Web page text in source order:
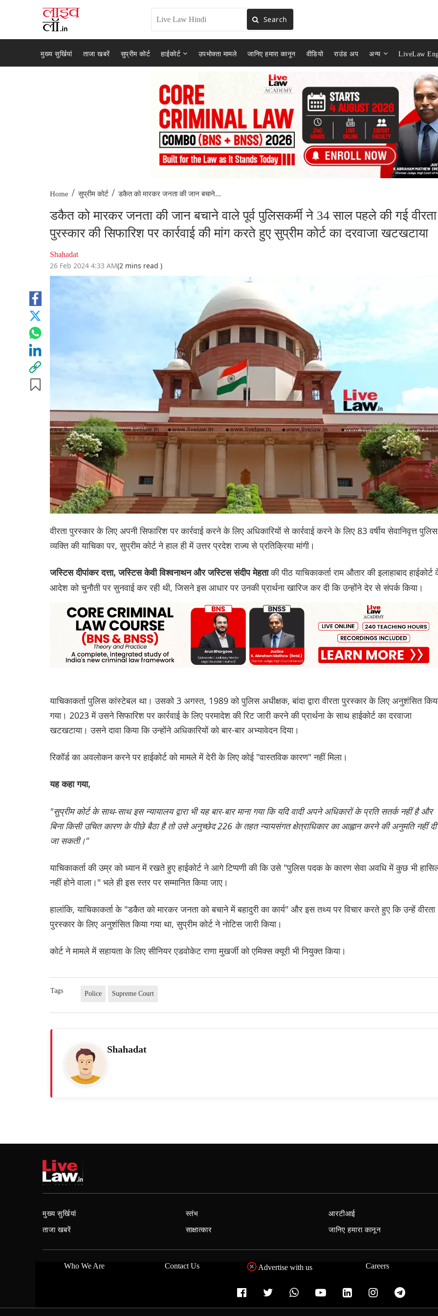
Search
मुख्य सुर्खियां ताजा खबरें सुप्रीम कोर्ट हाईकोर्ट उपभोक्ता मामले जानिए हमारा कानून वीडियो राउंड अप अन्य LiveLaw
Home / सुप्रीम कोर्ट / डकैत को मारकर जनता की जान बचाने...
डकैत को मारकर जनता की जान बचाने वाले पूर्व पुलिसकर्मी ने 34 साल पहले की गई वीरता
पुरस्कार की सिफारिश पर कार्रवाई की मांग करते हुए सुप्रीम कोर्ट का दरवाजा खटखटाया
Shahadat
26 Feb 2024 4:33 AM(2 mins read )
वीरता पुरस्कार के लिए अपनी सिफारिश पर कार्रवाई करने के लिए अधिकारियों से कार्रवाई करने के लिए 83 वर्षीय सेवानिवृत्त पुलिस
व्यक्ति की याचिका पर, सुप्रीम कोर्ट ने हाल ही में उत्तर प्रदेश राज्य से प्रतिक्रिया मांगी।
जस्टिस दीपांकर दत्ता, जस्टिस केवी विश्वनाथन और जस्टिस संदीप मेहताकी पीठ याचिकाकर्ता राम औतार की इलाहाबाद हाईकोर्ट
आदेश को चुनौती पर सुनवाई कर रही थी, जिसने इस आधार पर उनकी प्रार्थना खारिज कर दी कि उन्होंने देर से संपर्क किया।
याचिकाकर्ता पुलिस कांस्टेबल था। उसको 3 अगस्त, 1989 को पुलिस अधीक्षक, बांदा द्वारा वीरता पुरस्कार के लिए अनुशंसित
गया। 2023 में उसने सिफारिश पर कार्रवाई के लिए परमादेश की रिट जारी करने की प्रार्थना के साथ हाईकोर्ट का दरवाजा
खटखटाया। उसने दावा किया कि उन्होंने अधिकारियों को बार-बार अभ्यावेदन दिया।
रिकॉर्ड का अवलोकन करने पर हाईकोर्ट को मामले में देरी के लिए कोई "वास्तविक कारण" नहीं मिला।
यह कहा गया,
"सुप्रीम कोर्ट के साथ-साथ इस न्यायालय द्वारा भी यह बार-बार माना गया कि यदि वादी अपने अधिकारों के प्रति सतर्क नहीं है और
बिना किसी उचित कारण के पीछे बैठा है तो उसे अनुच्छेद 226 के तहत न्यायसंगत क्षेत्राधिकार का आह्वान करने की अनुमति नहीं दी
जा सकती।“
याचिकाकर्ता की उम्र को ध्यान में रखते हुए हाईकोर्ट ने आगे टिप्पणी की कि उसे "पुलिस पदक के कारण सेवा अवधि में कुछ भी
नहीं होने वाला।" भले ही इस स्तर पर सम्मानित किया जाए।
हालांकि, याचिकाकर्ता के "डकैत को मारकर जनता को बचाने में बहादुरी का कार्य" और इस तथ्य पर विचार करते हुए कि उन्हें वीरता
पुरस्कार के लिए अनुशंसित किया गया था, सुप्रीम कोर्ट ने नोटिस जारी किया।
कोर्ट ने मामले में सहायता के लिए सीनियर एडवोकेट राणा मुखर्जी को एमिक्स क्यूरी भी नियुक्त किया।
Tags Police Supreme Court
Shahadat
मुख्य सुर्खियां
ताजा खबरें
स्तंभ
साक्षात्कार
आरटीआई
जानिए हमारा कानून
Who We Are Contact Us Advertise with us Careers